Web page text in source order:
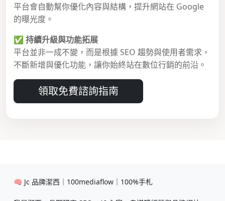
平台會自動幫你優化內容與結構，提升網站在 Google
的曝光度。
✅ 持續升級與功能拓展
平台並非一成不變，而是根據 SEO 趨勢與使用者需求，
不斷新增與優化功能，讓你始終站在數位行銷的前沿。
領取免費諮詢指南
🧠 Jc 品牌潔西｜100mediaflow｜100%手札